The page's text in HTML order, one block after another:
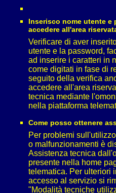
Inserisco nome utente e
accedere all'area
Verificare di aver
utente e la password,
ad inserire i caratteri in
come digitati in fase di
seguito della verifica
accedere all'area
tecnica mediante
nella piattaforma
Come posso ottenere
Per problemi
o malfunzionamenti è
Assistenza tecnica
presente nella home
telematica. Per ulteriori
accesso al servizio si
"Modalità tecniche